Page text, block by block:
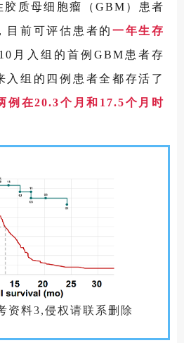
胶质母细胞瘤（GBM）患者
目前可评估患者的 一年生存
月入组的首例GBM患者存
入组的四例患者全都存活了
例在20.3个月和17.5个月时
资料3,侵权请联系删除